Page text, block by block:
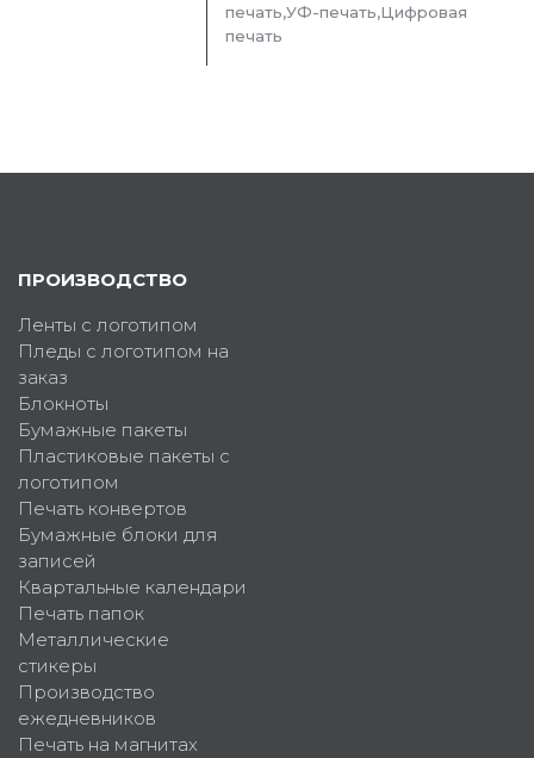
печать,УФ-печать,Цифровая
печать
ПРОИЗВОДСТВО
Ленты с логотипом
Пледы с логотипом на
заказ
Блокноты
Бумажные пакеты
Пластиковые пакеты с
логотипом
Печать конвертов
Бумажные блоки для
записей
Квартальные календари
Печать папок
Металлические
стикеры
Производство
ежедневников
Печать на магнитах